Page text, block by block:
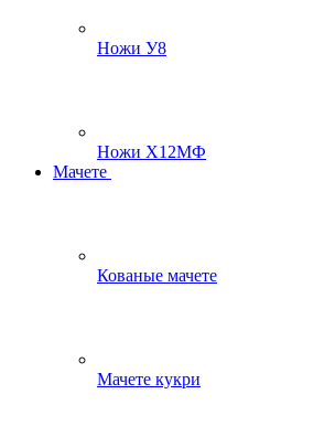
Ножи У8
Ножи Х12МФ
Мачете
Кованые мачете
Мачете кукри